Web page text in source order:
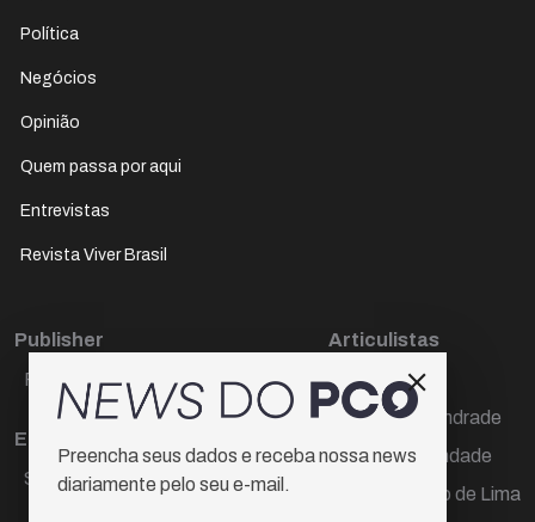
Política
Negócios
Opinião
Quem passa por aqui
Entrevistas
Revista Viver Brasil
Publisher
Paulo Cesar de Oliveira
Editora Chefe
Sueli Cotta
Articulistas
Décio Freire
Dr Marcos Andrade
Hamilton Trindade
Igor Carvalho de Lima
Preencha seus dados e receba nossa news
diariamente pelo seu e-mail.